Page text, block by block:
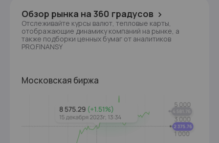
Обзор рынка на 360 градусов
Отслеживайте курсы валют, тепловые карты,
отображающие динамику компаний на рынке, а
также подборки ценных бумаг от аналитиков
PRO.FINANSY
Московская биржа